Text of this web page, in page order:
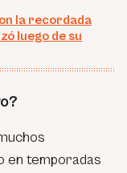
la recordada
luego de su
en temporadas